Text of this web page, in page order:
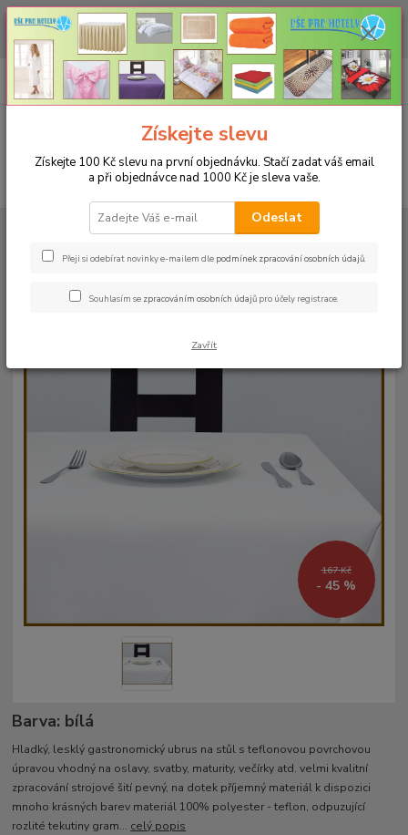
CHCETE NAKOUPIT VĚTŠÍ MNOŽSTVÍ NAŠICH PRODUKTŮ ZA LEPŠÍ
CENU? Klikněte ZDE
CZK
+420 773 794 023
Pondělí-pátek 9-16 hodin
0ks
za0 Kč
UBRUSY
Luxusní ubrusy Atlas-Rodos s vodoodpudivou úpravou
Ubrus ATLAS 70x70cm bílý
167 Kč
- 45 %
Barva: bílá
Hladký, lesklý gastronomický ubrus na stůl s teflonovou povrchovou
úpravou vhodný na oslavy, svatby, maturity, večírky atd. velmi kvalitní
zpracování strojové šití pevný, na dotek příjemný materiál k dispozici
mnoho krásných barev materiál 100% polyester - teflon, odpuzující
rozlité tekutiny gram... celý popis
Získejte slevu
Získejte 100 Kč slevu na první objednávku. Stačí zadat váš email
a při objednávce nad 1000 Kč je sleva vaše.
Odeslat
Přeji si odebírat novinky e-mailem dle podmínek zpracování osobních údajů.
Souhlasím se zpracováním osobních údajů pro účely registrace.
Zavřít